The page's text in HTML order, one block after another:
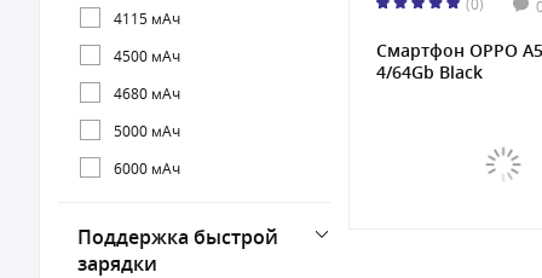
4115 мАч
4500 мАч
4680 мАч
5000 мАч
6000 мАч
Поддержка быстрой
зарядки
Смартфон OPPO
4/64Gb Black